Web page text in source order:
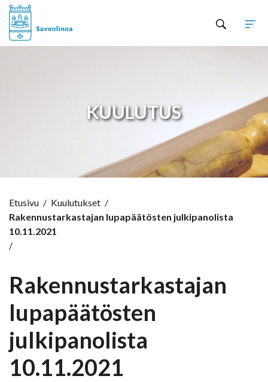
KUULUTUS
Etusivu / Kuulutukset /
Rakennustarkastajan lupapäätösten julkipanolista
10.11.2021
/
Rakennustarkastajan
lupapäätösten
julkipanolista
10.11.2021